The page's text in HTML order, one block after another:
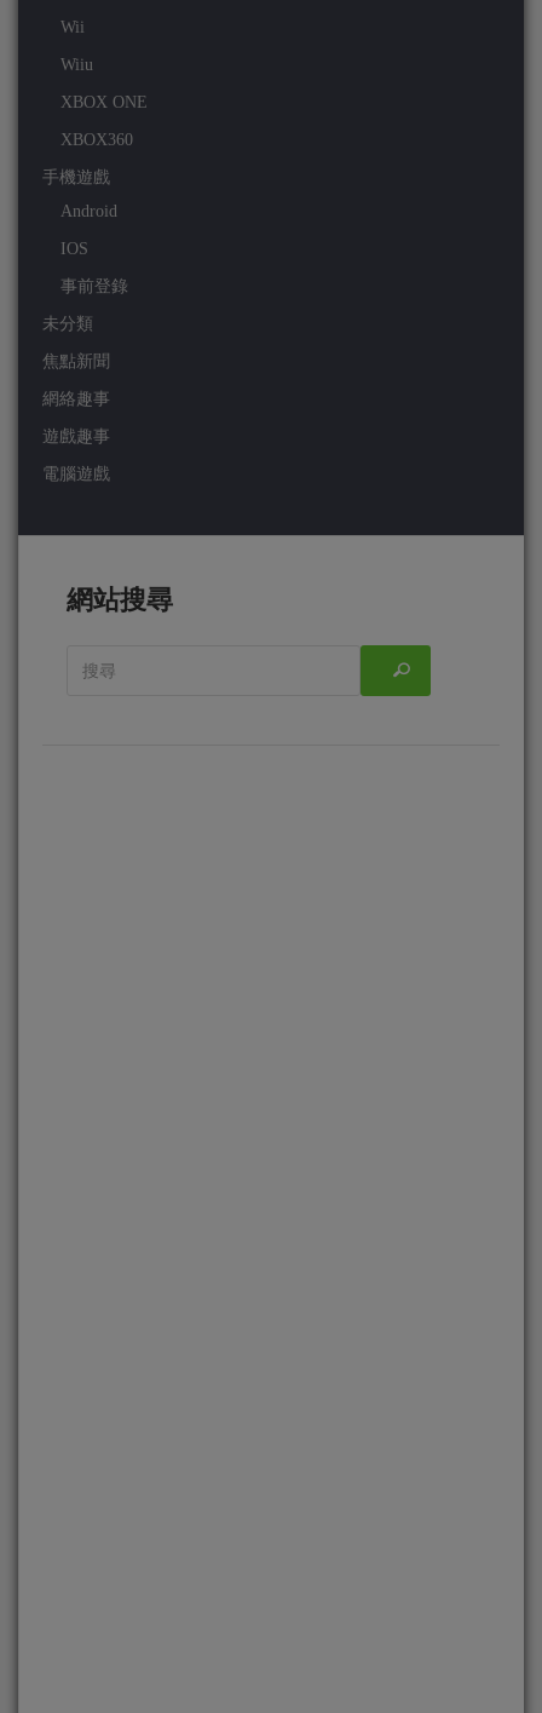
Wii
Wiiu
XBOX ONE
XBOX360
手機遊戲
Android
IOS
事前登錄
未分類
焦點新聞
網絡趣事
遊戲趣事
電腦遊戲
網站搜尋